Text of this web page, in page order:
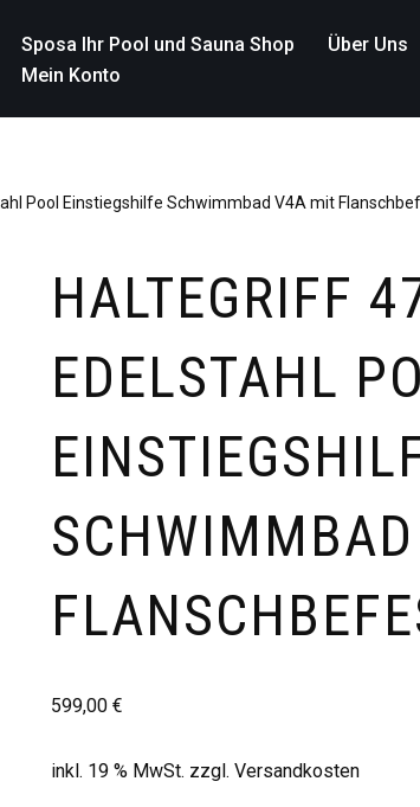
Sposa Ihr Pool und Sauna Shop Über Uns
Mein Konto
Pool Einstiegshilfe Schwimmbad V4A mit
HALTEGRIFF
EDELSTAHL
599,00€
inkl. 19 % MwSt. zzgl.Versandkosten